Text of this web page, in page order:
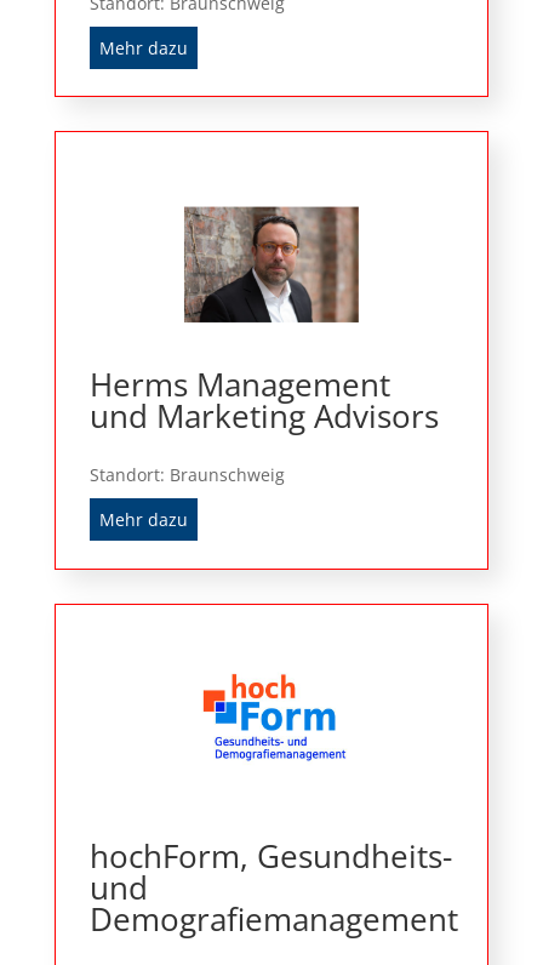
Mehr dazu
Herms Management
und Marketing Advisors
Standort: Braunschweig
Mehr dazu
hochForm, Gesundheits-
und
Demografiemanagement